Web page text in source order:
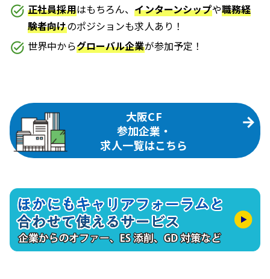
正社員採用はもちろん、インターンシップや職務経
験者向けのポジションも求人あり！
世界中からグローバル企業が参加予定！
大阪CF
参加企業・
求人一覧はこちら